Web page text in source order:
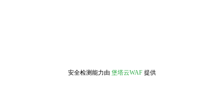
安全检测能力由 堡塔云WAF 提供